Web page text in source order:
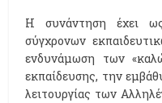
Η συνάντηση έχει
σύγχρονων
ενδυνάμωση των
εκπαίδευσης, την
λειτουργίας των